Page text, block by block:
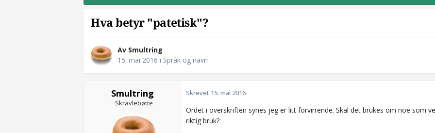
Hva betyr "patetisk"?
Av Smultring
15. mai 2016 i Språk og navn
Smultring
Skravlebøtte
Skrevet 15. mai 2016
Ordet i overskriften synes jeg er litt forvirrende. Skal det brukes om noe som
riktig bruk?: